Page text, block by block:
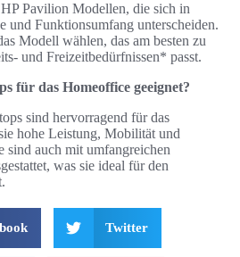
Pavilion Modellen, die sich in
und Funktionsumfang unterscheiden.
Modell wählen, das am besten zu
und Freizeitbedürfnissen* passt.
für das Homeoffice geeignet?
sind hervorragend für das
hohe Leistung, Mobilität und
sind auch mit umfangreichen
was sie ideal für den
Twitter